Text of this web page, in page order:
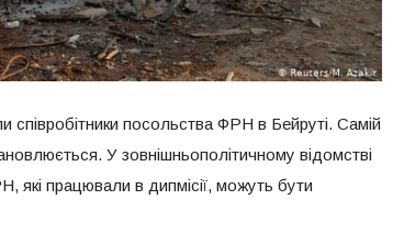
посольства ФРН в Бейруті. Самій
У зовнішньополітичному відомстві
працювали в дипмісії, можуть бути